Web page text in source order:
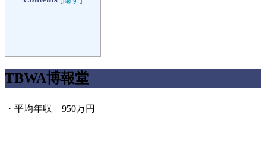
TBWA博報堂
・平均年収 950万円